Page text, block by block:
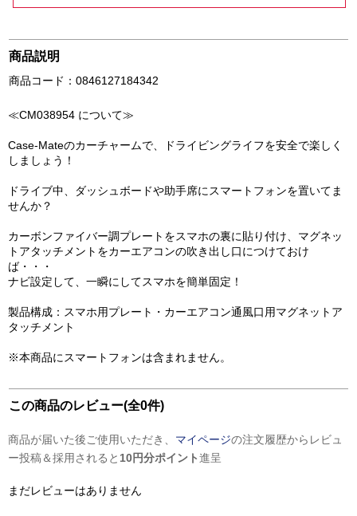
商品説明
商品コード：0846127184342
≪CM038954 について≫
Case-Mateのカーチャームで、ドライビングライフを安全で楽しく
しましょう！
ドライブ中、ダッシュボードや助手席にスマートフォンを置いてま
せんか？
カーボンファイバー調プレートをスマホの裏に貼り付け、マグネッ
トアタッチメントをカーエアコンの吹き出し口につけておけ
ば・・・
ナビ設定して、一瞬にしてスマホを簡単固定！
製品構成：スマホ用プレート・カーエアコン通風口用マグネットア
タッチメント
※本商品にスマートフォンは含まれません。
この商品のレビュー(全0件)
商品が届いた後ご使用いただき、 マイページの注文履歴からレビュ
ー投稿＆採用されると 10円分ポイント進呈
まだレビューはありません